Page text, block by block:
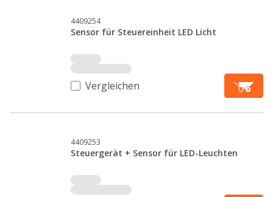
4409254
Sensor für Steuereinheit LED Licht
Vergleichen
4409253
Steuergerät + Sensor für LED-Leuchten